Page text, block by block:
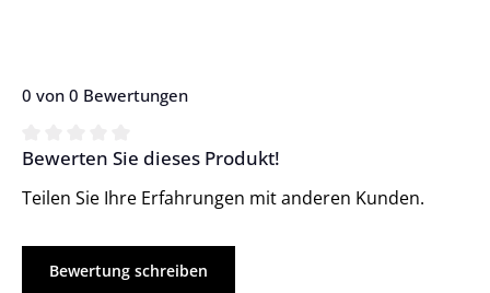
0 von 0 Bewertungen
Durchschnittliche Bewertung von 0 von 5 Sternen
Bewerten Sie dieses Produkt!
Teilen Sie Ihre Erfahrungen mit anderen Kunden.
Bewertung schreiben